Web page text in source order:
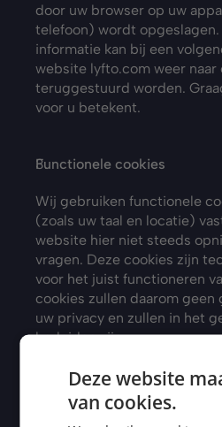
door uw browser op uw
telefoon) wordt
informatie kan bij een
website lyfto.com weer naar
teruggestuurd worden.
voor u betekent.
Functionele cookies
Wij gebruiken functionele
(zoals uw taal en locatie)
website hier niet steeds
vragen. Deze cookies zijn
voor het juist functioneren
cookies zullen daarom
uw privacy en zullen in het
herleiden zijn.
Analytische cookies
Deze website
van cookies.